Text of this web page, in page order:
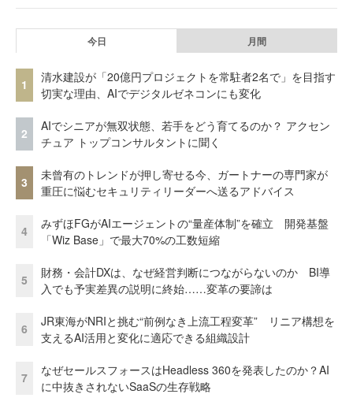
今日 月間
1
清水建設が「20億円プロジェクトを常駐者2名で」を目指す
切実な理由、AIでデジタルゼネコンにも変化
2
AIでシニアが無双状態、若手をどう育てるのか？ アクセン
チュア トップコンサルタントに聞く
3
未曾有のトレンドが押し寄せる今、ガートナーの専門家が
重圧に悩むセキュリティリーダーへ送るアドバイス
4
みずほFGがAIエージェントの“量産体制”を確立 開発基盤
「Wiz Base」で最大70%の工数短縮
5
財務・会計DXは、なぜ経営判断につながらないのか BI導
入でも予実差異の説明に終始……変革の要諦は
6
JR東海がNRIと挑む“前例なき上流工程変革” リニア構想を
支えるAI活用と変化に適応できる組織設計
7
なぜセールスフォースはHeadless 360を発表したのか？AI
に中抜きされないSaaSの生存戦略